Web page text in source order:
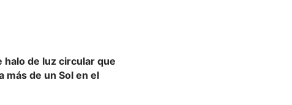
de luz circular que
más de un Sol en el